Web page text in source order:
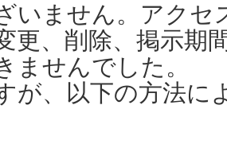
いません。アクセ
更、削除、掲示期
ませんでした。
が、以下の方法に